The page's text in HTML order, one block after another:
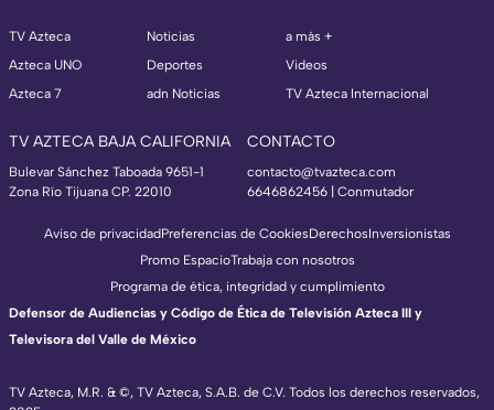
TV Azteca
Azteca UNO
Azteca 7
Noticias
Deportes
adn Noticias
a más +
Videos
TV Azteca Internacional
TV AZTECA BAJA CALIFORNIA
Bulevar Sánchez Taboada 9651-1
Zona Río Tijuana CP. 22010
CONTACTO
contacto@tvazteca.com
6646862456 | Conmutador
TV Azteca, M.R. & ©, TV Azteca, S.A.B. de C.V. Todos los derechos reservados,
Aviso de privacidadPreferencias de CookiesDerechosInversionistas
Promo EspacioTrabaja con nosotros
Programa de ética, integridad y cumplimiento
Defensor de Audiencias y Código de Ética de Televisión Azteca III y
Televisora del Valle de México